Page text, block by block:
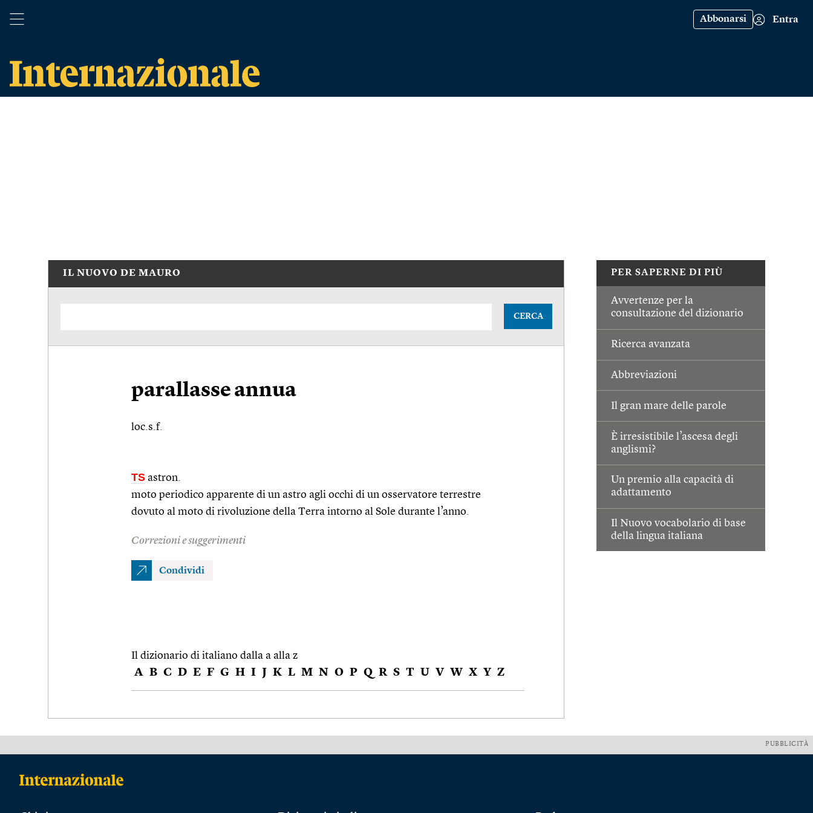
Abbonarsi Entra
PER SAPERNE DI PIÙ
Avvertenze per la
consultazione del dizionario
Ricerca avanzata
Abbreviazioni
Il gran mare delle parole
È irresistibile l’ascesa degli
anglismi?
Un premio alla capacità di
adattamento
Il Nuovo vocabolario di base
della lingua italiana
IL NUOVO DE MAURO
CERCA
parallasse annua
loc.s.f.
TS astron.
moto periodico apparente di un astro agli occhi di un osservatore terrestre
dovuto al moto di rivoluzione della Terra intorno al Sole durante l’anno.
Correzioni e suggerimenti
Condividi
Il dizionario di italiano dalla a alla z
A B C D E F G H I J K L M N O P Q R S T U V W X Y Z
PUBBLICITÀ